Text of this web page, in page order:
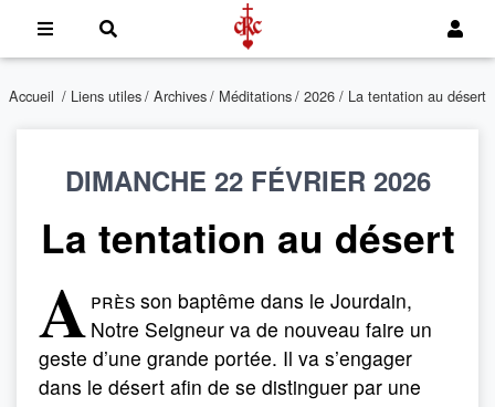
Accueil / Liens utiles/ Archives/ Méditations/ 2026 / La tentation au désert
DIMANCHE 22 FÉVRIER 2026
La tentation au désert
A près son baptême dans le Jourdain,
Notre Seigneur va de nouveau faire un
geste d’une grande portée. Il va s’engager
dans le désert afin de se distinguer par une